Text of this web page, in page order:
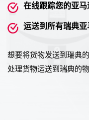
在线跟踪您的亚马
运送到所有瑞典
想要将货物发送到瑞典
处理货物运送到瑞典的物